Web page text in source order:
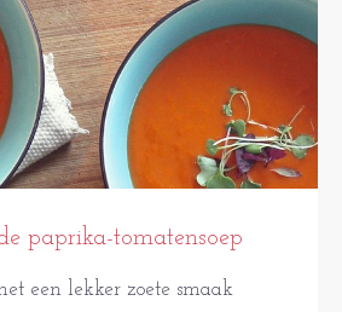
paprika-tomatensoep
een lekker zoete smaak